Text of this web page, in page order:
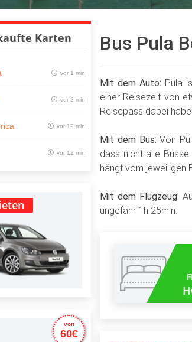
Karten
vor 1 min
vor 2 min
vor 12 min
vor 12 min
von
60€
Bus Pula
Mit dem Auto: Pula
einer Reisezeit von
Reisepass dabei
Mit dem Bus: Von
dass nicht alle
hängt vom jeweiligen
Mit dem Flugzeug:
ungefähr 1h 25min.